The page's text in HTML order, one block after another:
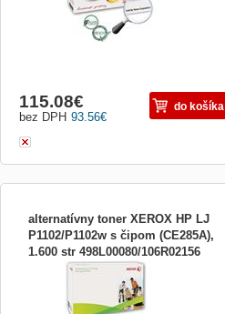
93.56€
bez DPH
115.08€ do košíka
alternatívny toner XEROX HP LJ
P1102/P1102w s čipom (CE285A),
1.600 str 498L00080/106R02156
alternatívny toner XEROX HP pre: Laser
Jet Pro M1132, M1212nf, P1102, P1102w